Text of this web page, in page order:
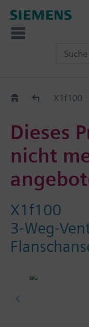
Austauschhilfe
X1f100
Dieses
nicht
X1f100
3-Weg-